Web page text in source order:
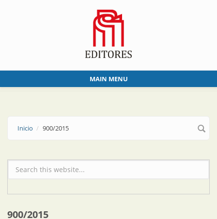
MAIN MENU
Inicio 900/2015
Formulario de búsqueda
900/2015